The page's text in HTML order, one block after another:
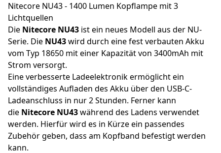
Nitecore NU43 - 1400 Lumen Kopflampe mit 3
Lichtquellen
Die Nitecore NU43 ist ein neues Modell aus der NU-
Serie. Die NU43wird durch eine fest verbauten Akku
vom Typ 18650 mit einer Kapazität von 3400mAh mit
Strom versorgt.
Eine verbesserte Ladeelektronik ermöglicht ein
vollständiges Aufladen des Akku über den USB-C-
Ladeanschluss in nur 2 Stunden. Ferner kann
die Nitecore NU43während des Ladens verwendet
werden. Hierfür wird es in Kürze ein passendes
Zubehör geben, dass am Kopfband befestigt werden
kann.